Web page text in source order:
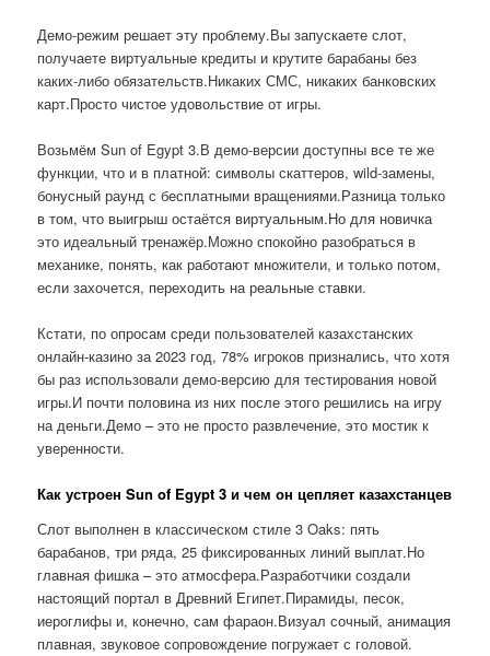
Демо-режим решает эту проблему.Вы запускаете слот,
получаете виртуальные кредиты и крутите барабаны без
каких-либо обязательств.Никаких СМС, никаких банковских
карт.Просто чистое удовольствие от игры.
Возьмём Sun of Egypt 3.В демо-версии доступны все те же
функции, что и в платной: символы скаттеров, wild-замены,
бонусный раунд с бесплатными вращениями.Разница только
в том, что выигрыш остаётся виртуальным.Но для новичка
это идеальный тренажёр.Можно спокойно разобраться в
механике, понять, как работают множители, и только потом,
если захочется, переходить на реальные ставки.
Кстати, по опросам среди пользователей казахстанских
онлайн-казино за 2023 год, 78% игроков признались, что хотя
бы раз использовали демо-версию для тестирования новой
игры.И почти половина из них после этого решились на игру
на деньги.Демо – это не просто развлечение, это мостик к
уверенности.
Как устроен Sun of Egypt 3 и чем он цепляет казахстанцев
Слот выполнен в классическом стиле 3 Oaks: пять
барабанов, три ряда, 25 фиксированных линий выплат.Но
главная фишка – это атмосфера.Разработчики создали
настоящий портал в Древний Египет.Пирамиды, песок,
иероглифы и, конечно, сам фараон.Визуал сочный, анимация
плавная, звуковое сопровождение погружает с головой.